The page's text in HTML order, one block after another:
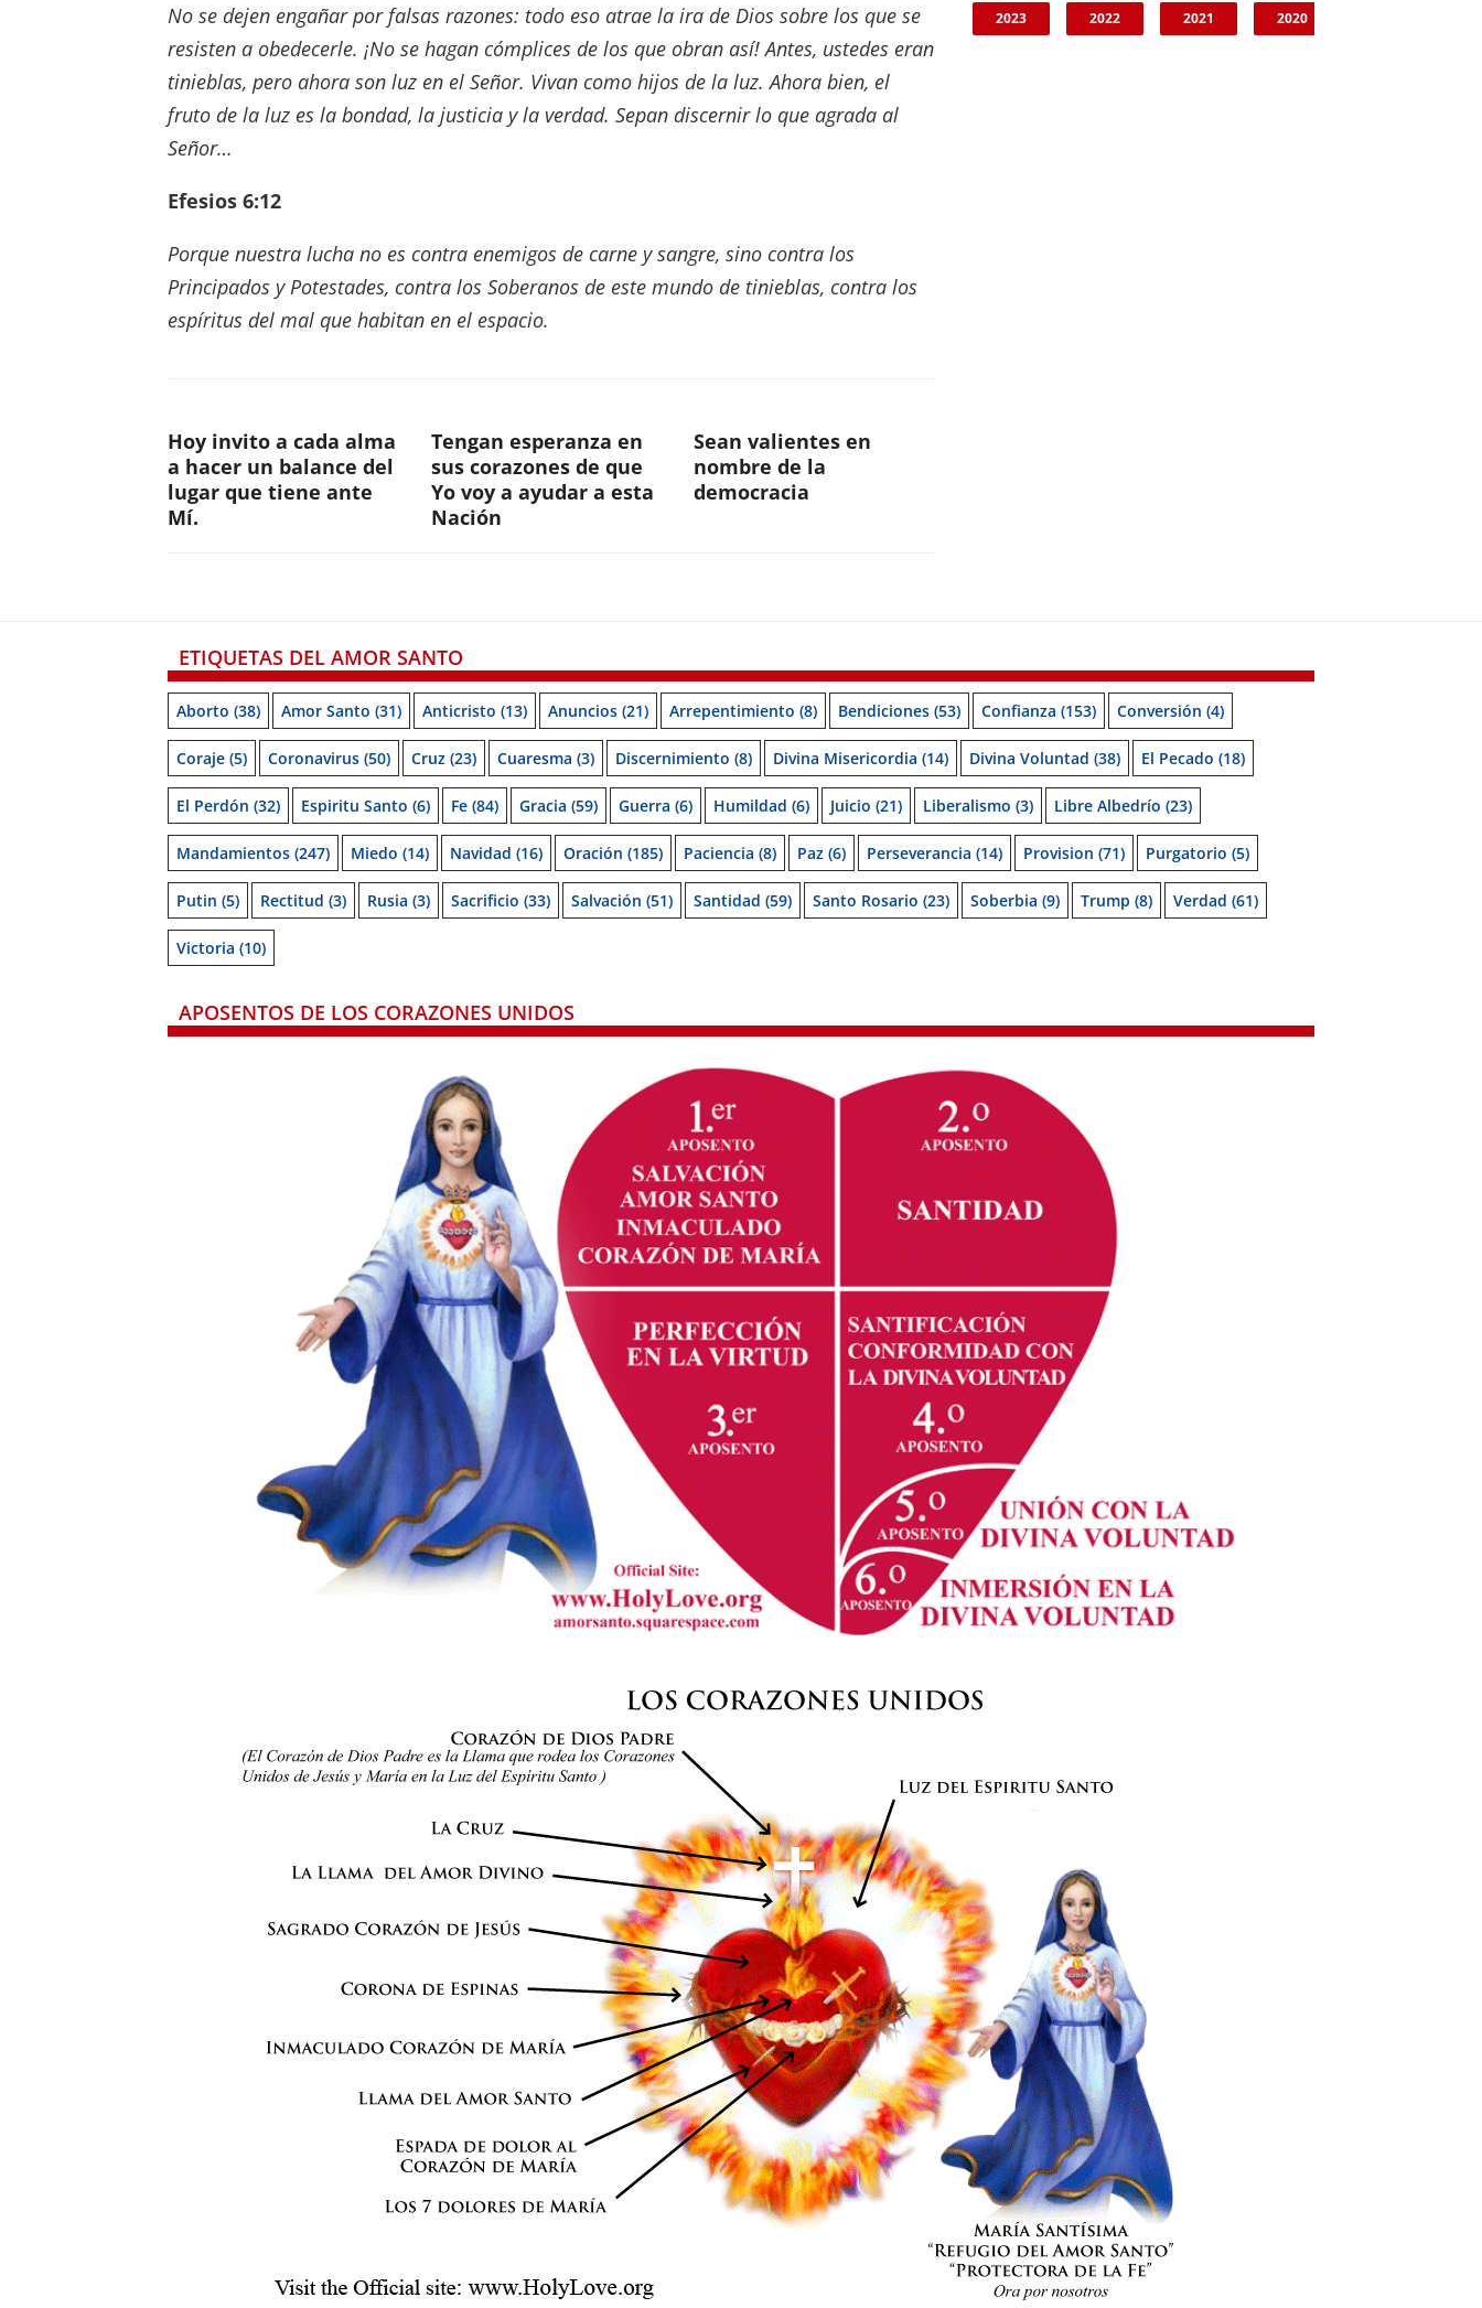
No se dejen engañar por falsas razones: todo eso atrae la ira de Dios sobre los que se
resisten a obedecerle. ¡No se hagan cómplices de los que obran así! Antes, ustedes eran
tinieblas, pero ahora son luz en el Señor. Vivan como hijos de la luz. Ahora bien, el
fruto de la luz es la bondad, la justicia y la verdad. Sepan discernir lo que agrada al
Señor…
Efesios 6:12
Porque nuestra lucha no es contra enemigos de carne y sangre, sino contra los
Principados y Potestades, contra los Soberanos de este mundo de tinieblas, contra los
espíritus del mal que habitan en el espacio.
Hoy invito a cada alma
a hacer un balance del
lugar que tiene ante
Mí.
Tengan esperanza en
sus corazones de que
Yo voy a ayudar a esta
Nación
Sean valientes en
nombre de la
democracia
2023 2022 2021 2020
ETIQUETAS DEL AMOR SANTO
Aborto (38) Amor Santo (31) Anticristo (13) Anuncios (21) Arrepentimiento (8) Bendiciones (53) Confianza (153) Conversión (4)
Coraje (5) Coronavirus (50) Cruz (23) Cuaresma (3) Discernimiento (8) Divina Misericordia (14) Divina Voluntad (38) El Pecado (18)
El Perdón (32) Espiritu Santo (6) Fe (84) Gracia (59) Guerra (6) Humildad (6) Juicio (21) Liberalismo (3) Libre Albedrío (23)
Mandamientos (247) Miedo (14) Navidad (16) Oración (185) Paciencia (8) Paz (6) Perseverancia (14) Provision (71) Purgatorio (5)
Putin (5) Rectitud (3) Rusia (3) Sacrificio (33) Salvación (51) Santidad (59) Santo Rosario (23) Soberbia (9) Trump (8) Verdad (61)
Victoria (10)
APOSENTOS DE LOS CORAZONES UNIDOS